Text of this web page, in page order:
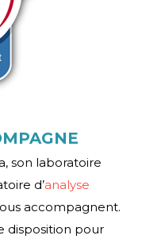
son laboratoire
d’analyse
accompagnent.
disposition pour